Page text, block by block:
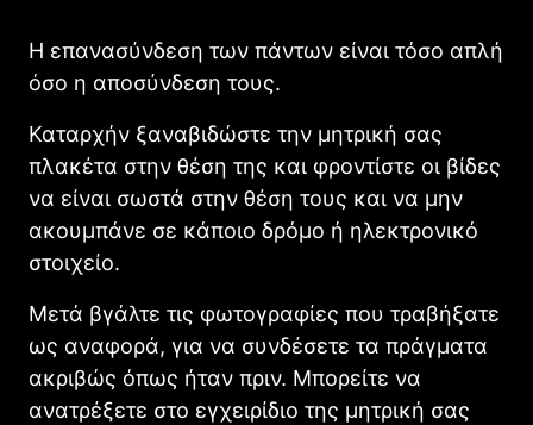
Η επανασύνδεση των πάντων είναι τόσο απλή
όσο η αποσύνδεση τους.
Καταρχήν ξαναβιδώστε την μητρική σας
πλακέτα στην θέση της και φροντίστε οι βίδες
να είναι σωστά στην θέση τους και να μην
ακουμπάνε σε κάποιο δρόμο ή ηλεκτρονικό
στοιχείο.
Μετά βγάλτε τις φωτογραφίες που τραβήξατε
ως αναφορά, για να συνδέσετε τα πράγματα
ακριβώς όπως ήταν πριν. Μπορείτε να
ανατρέξετε στο εγχειρίδιο της μητρική σας